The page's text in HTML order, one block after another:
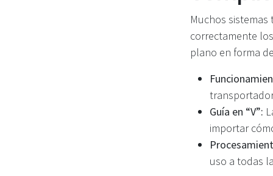
Muchos
correctamente
plano en forma
Guía en “V”:
importar
uso a todas